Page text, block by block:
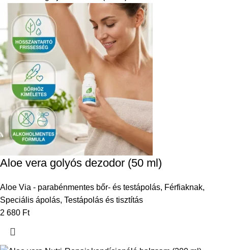
Aloe vera golyós dezodor (50 ml)
Aloe Via - parabénmentes bőr- és testápolás, Férfiaknak,
Speciális ápolás, Testápolás és tisztítás
2 680 Ft